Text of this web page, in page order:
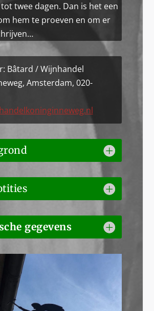
twee dagen. Dan is het een
hem te proeven en om er
Bâtard / Wijnhandel
Amsterdam, 020-
gegevens